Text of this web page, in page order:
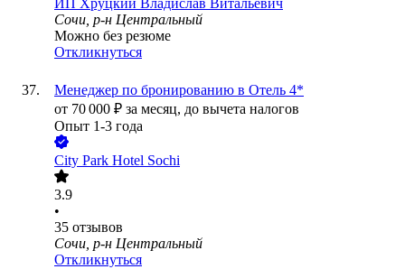
ИП Хруцкий Владислав Витальевич
Сочи, р-н Центральный
Можно без резюме
Откликнуться
Менеджер по бронированию в Отель 4*
от 70 000 ₽ за месяц, до вычета налогов
Опыт 1-3 года
City Park Hotel Sochi
3.9
•
35 отзывов
Сочи, р-н Центральный
Откликнуться